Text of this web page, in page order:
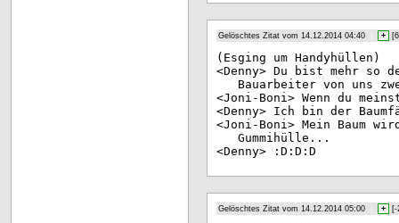
Gelöschtes Zitat vom 14.12.2014 04:40 + [6
(Esging um Handyhüllen)
<Denny> Du bist mehr so
Bauarbeiter von uns
<Joni-Boni> Wenn du
<Denny> Ich bin der
<Joni-Boni> Mein Baum
Gummihülle...
<Denny> :D:D:D
Gelöschtes Zitat vom 14.12.2014 05:00 + [-